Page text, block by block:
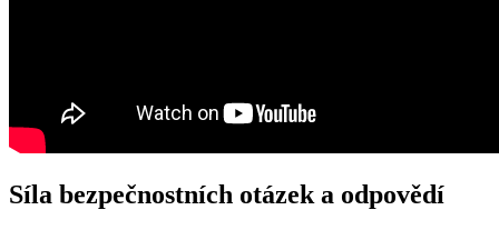
Síla bezpečnostních otázek a odpovědí